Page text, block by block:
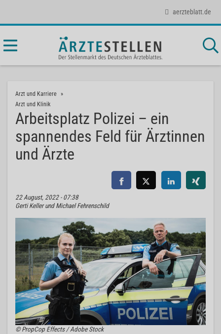
aerzteblatt.de
Arzt und Karriere
Arzt und Klinik
Arbeitsplatz Polizei – ein
spannendes Feld für Ärztinnen
und Ärzte
22 August, 2022 - 07:38
Gerti Keller und Michael Fehrenschild
© PropCop Effects / Adobe Stock